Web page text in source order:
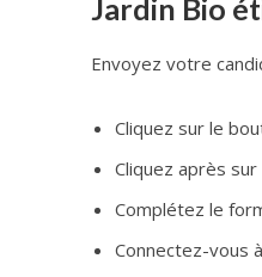
Jardin Bio
Envoyez votre
Cliquez sur le
Cliquez après sur
Complétez le
Connectez-vous